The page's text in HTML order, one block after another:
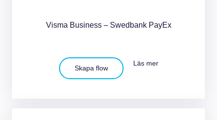
Visma Business – Swedbank PayEx
Skapa flow
Läs mer